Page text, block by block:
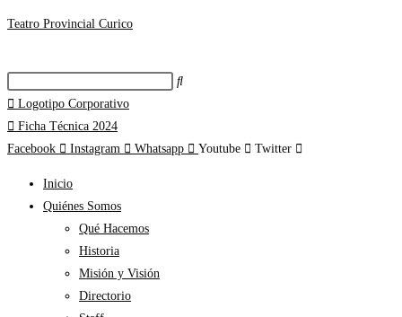
Teatro Provincial Curico
Logotipo Corporativo
Ficha Técnica 2024
Facebook
Instagram Whatsapp Youtube Twitter
Inicio
Quiénes Somos
Qué Hacemos
Historia
Misión y Visión
Directorio